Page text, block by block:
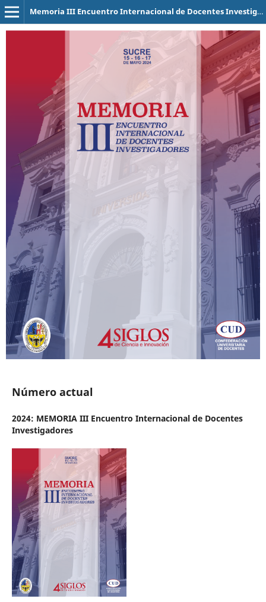
Memoria III Encuentro Internacional de Docentes Investigadores
Número actual
2024: MEMORIA III Encuentro Internacional de Docentes
Investigadores